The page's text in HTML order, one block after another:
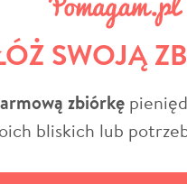
SWOJĄ
zbiórkę
bliskich lub